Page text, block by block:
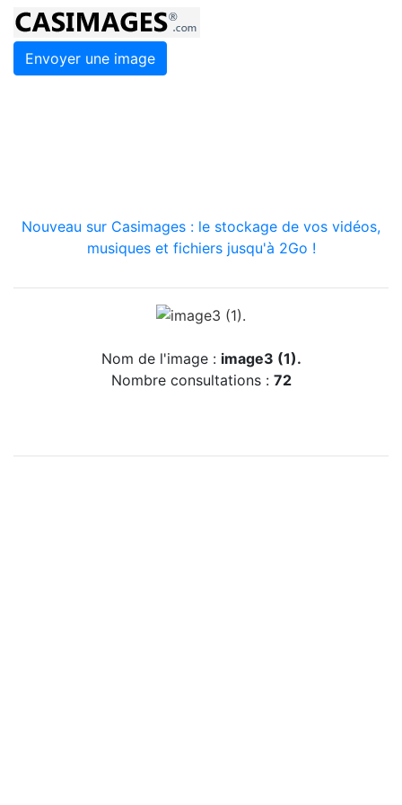
Envoyer une image
Nouveau sur Casimages : le stockage de vos vidéos,
musiques et fichiers jusqu'à 2Go !
Nom de l'image : image3 (1).
Nombre consultations : 72